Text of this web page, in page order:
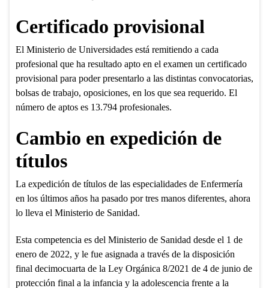
Certificado provisional
El Ministerio de Universidades está remitiendo a cada
profesional que ha resultado apto en el examen un certificado
provisional para poder presentarlo a las distintas convocatorias,
bolsas de trabajo, oposiciones, en los que sea requerido. El
número de aptos es 13.794 profesionales.
Cambio en expedición de
títulos
La expedición de títulos de las especialidades de Enfermería
en los últimos años ha pasado por tres manos diferentes, ahora
lo lleva el Ministerio de Sanidad.
Esta competencia es del Ministerio de Sanidad desde el 1 de
enero de 2022, y le fue asignada a través de la disposición
final decimocuarta de la Ley Orgánica 8/2021 de 4 de junio de
protección final a la infancia y la adolescencia frente a la